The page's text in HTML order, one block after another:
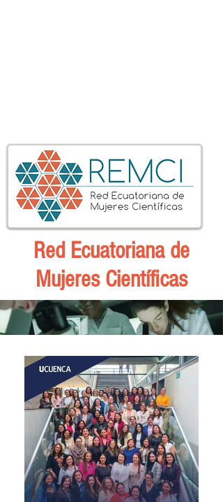
Red Ecuatoriana de
Mujeres Científicas